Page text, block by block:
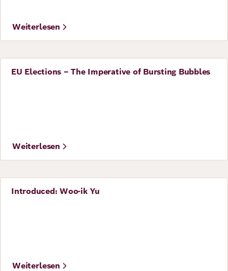
Weiterlesen
Perspective
EU Elections – The Imperative of Bursting Bubbles
Weiterlesen
Perspective
Introduced: Woo-ik Yu
Weiterlesen